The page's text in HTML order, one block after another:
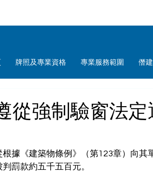
牌照及專業資格 專業服務範圍 僭
從強制驗窗法
據《建築物條例》（第123章）向其
罰款約五千五百元。